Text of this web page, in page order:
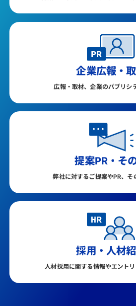
企業広報・
広報・取材、企業のパブリシ
提案PR・そ
弊社に対するご提案やPR、そ
採用・人材
人材採用に関する情報やエント